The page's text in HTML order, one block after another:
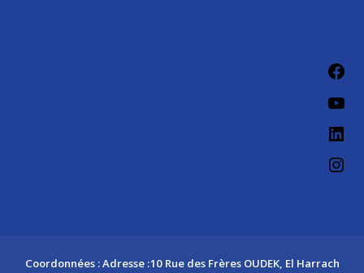
Coordonnées : Adresse :10 Rue des Frères OUDEK, El Harrach